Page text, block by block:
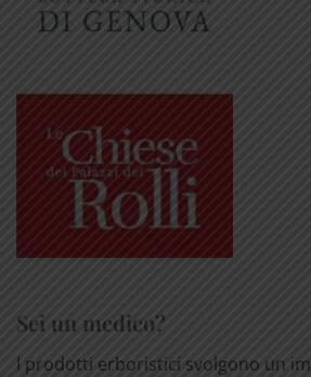
Sei un medico?
I prodotti erboristici svolgono un